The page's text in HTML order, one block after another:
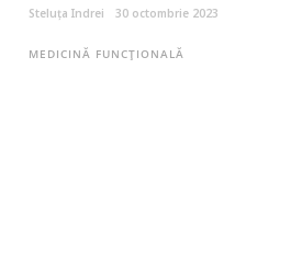
Steluța Indrei 30 octombrie 2023
MEDICINĂ FUNCȚIONALĂ